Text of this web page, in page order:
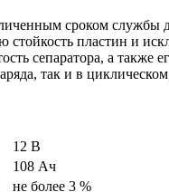
сроком
пластин и
сепаратора, а
так и в
12 В
108 Ач
не более 3 %